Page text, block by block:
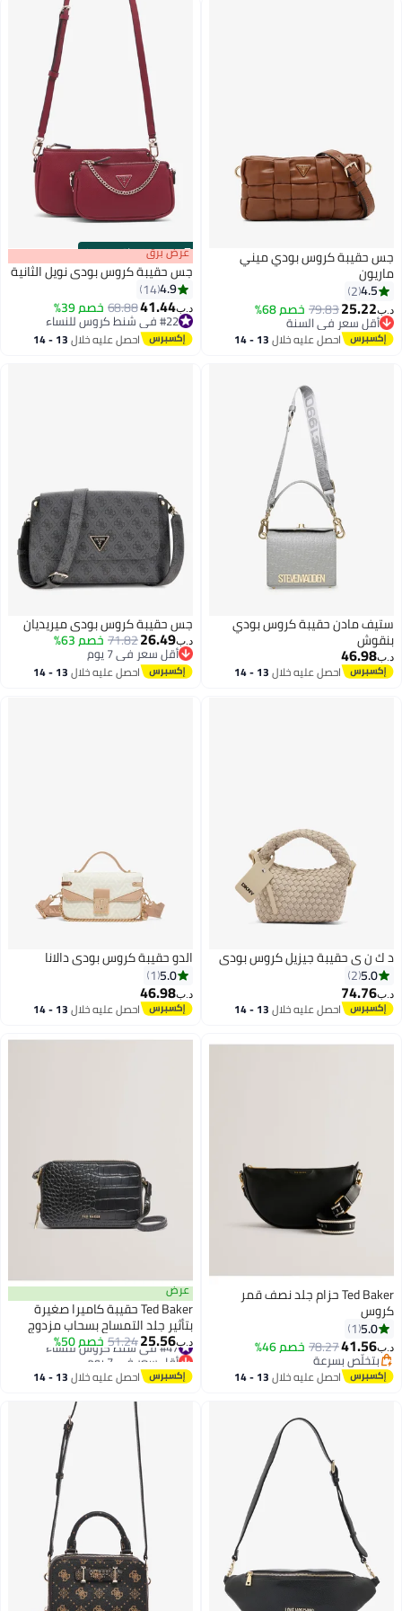
3
جس حقيبة كروس بودي ميني
ماريون
4.5
2
د.ب‏25.22
79.83خصم 68%
أقل سعر في السنة
أقل سعر في السنة
احصل عليه خلال 13 - 14
اغسطس
00m:00s
·باقي 100%
2
عرض برق
جس حقيبة كروس بودي نويل الثانية
4.9
14
د.ب‏41.44
68.88خصم 39%
#22 في شنط كروس للنساء
#22 في شنط كروس للنساء احصل عليه خلال 13 - 14
اغسطس
ستيف مادن حقيبة كروس بودي
بنقوش
د.ب‏46.98
احصل عليه خلال 13 - 14
جس حقيبة كروس بودي ميريديان
د.ب‏26.49
71.82خصم 63%
أقل سعر في 7 يوم
أقل سعر في 7 يوماحصل عليه خلال 13 - 14
4
د ك ن ي حقيبة جيزيل كروس بودي
5.0
2
د.ب‏74.76
احصل عليه خلال 13 - 14
2
الدو حقيبة كروس بودي دالانا
5.0
1
د.ب‏46.98
احصل عليه خلال 13 - 14
Ted Baker حزام جلد نصف قمر
كروس
5.0
1
د.ب‏41.56
78.27خصم 46%
بتخلّص بسرعة
بتخلّص بسرعةاحصل عليه خلال 13 - 14
عرض
Ted Baker حقيبة كاميرا صغيرة
بتأثير جلد التمساح بسحاب مزدوج
د.ب‏25.56
51.24خصم 50% #47 في شنط كروس للنساء
أقل سعر في 7 يوم
#47 في شنط كروس للنساء احصل عليه خلال 13 - 14